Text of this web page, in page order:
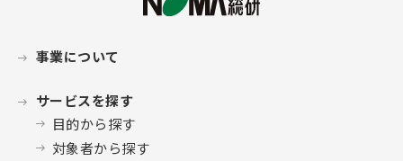
事業について
サービスを探す
目的から探す
対象者から探す